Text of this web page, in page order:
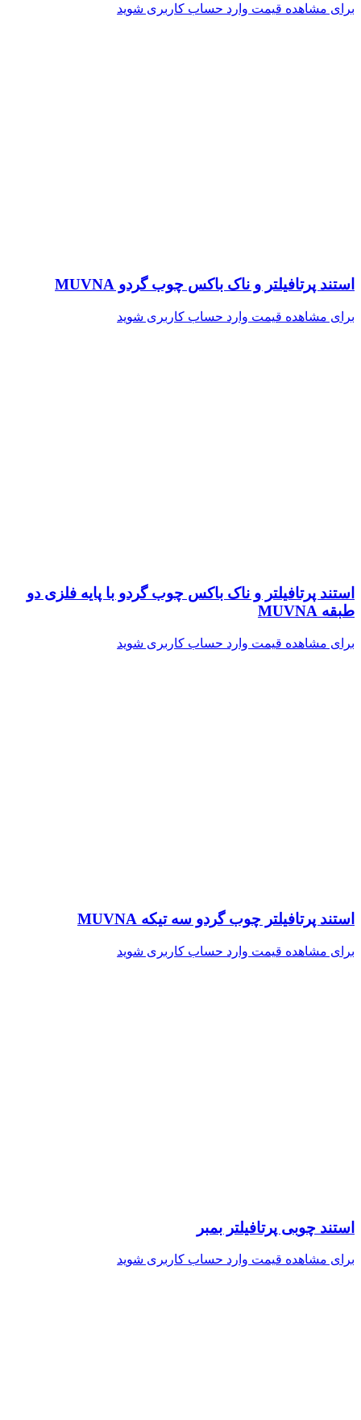
برای مشاهده قیمت وارد حساب کاربری شوید
استند پرتافیلتر و ناک باکس چوب گردو MUVNA
برای مشاهده قیمت وارد حساب کاربری شوید
استند پرتافیلتر و ناک باکس چوب گردو با پایه فلزی دو
طبقه MUVNA
برای مشاهده قیمت وارد حساب کاربری شوید
استند پرتافیلتر چوب گردو سه تیکه MUVNA
برای مشاهده قیمت وارد حساب کاربری شوید
استند چوبی پرتافیلتر بمبر
برای مشاهده قیمت وارد حساب کاربری شوید